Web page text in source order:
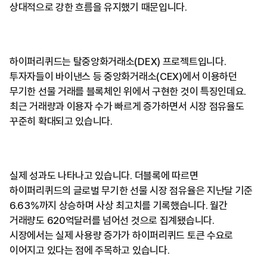
상대적으로 강한 흐름을 유지했기 때문입니다.
하이퍼리퀴드는 탈중앙화거래소(DEX) 프로젝트입니다.
투자자들이 바이낸스 등 중앙화거래소(CEX)에서 이용하던
무기한 선물 거래를 블록체인 위에서 구현한 것이 특징인데요.
최근 거래량과 이용자 수가 빠르게 증가하면서 시장 점유율도
꾸준히 확대되고 있습니다.
실제 성과도 나타나고 있습니다. 더블록에 따르면
하이퍼리퀴드의 글로벌 무기한 선물 시장 점유율은 지난달 기준
6.63%까지 상승하며 사상 최고치를 기록했습니다. 월간
거래량도 620억달러를 넘어선 것으로 집계됐습니다.
시장에서는 실제 사용량 증가가 하이퍼리퀴드 토큰 수요로
이어지고 있다는 점에 주목하고 있습니다.